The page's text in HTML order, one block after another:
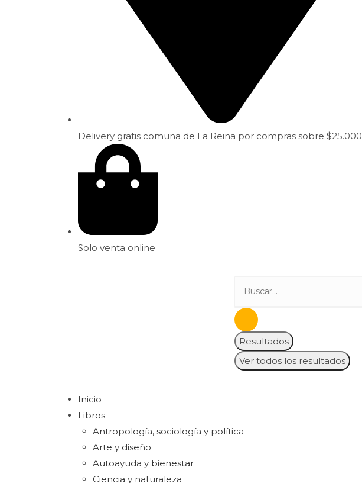
Delivery gratis comuna de La Reina por compras sobre $25.000
Solo venta online
Resultados
Ver todos los resultados
Inicio
Libros
Antropología, sociología y política
Arte y diseño
Autoayuda y bienestar
Ciencia y naturaleza